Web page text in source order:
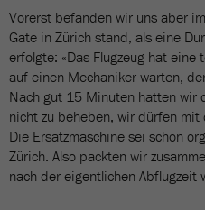
Vorerst befanden wir uns aber
Gate in Zürich stand, als eine
erfolgte: «Das Flugzeug hat eine
auf einen Mechaniker warten,
Nach gut 15 Minuten hatten wir
nicht zu beheben, wir dürfen
Die Ersatzmaschine sei schon
Zürich. Also packten wir
nach der eigentlichen Abflugzeit